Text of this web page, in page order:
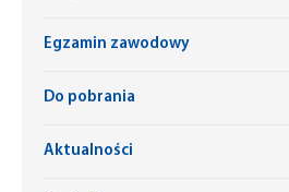
Egzamin zawodowy
Do pobrania
Aktualności